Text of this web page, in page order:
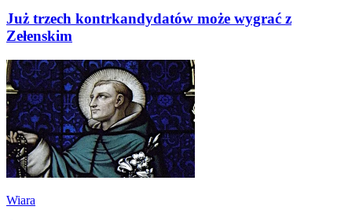
Już trzech kontrkandydatów może wygrać z
Zełenskim
Wiara